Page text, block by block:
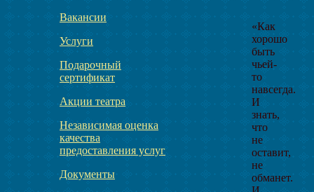
Вакансии
Услуги
Подарочный
сертификат
Акции театра
Независимая оценка
качества
предоставления услуг
Документы
«Как
хорошо
быть
чьей-
то
навсегда.
И
знать,
что
не
оставит,
не
обманет.